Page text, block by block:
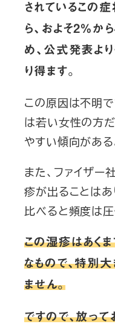
されているこの
ら、およそ2％か
め、公式発表よ
り得ます。
この原因は不明
は若い女性の方
やすい傾向がある
また、ファイザー
疹が出ることは
比べると頻度は
この湿疹はあく
なもので、特別
ません。
ですので、放っ